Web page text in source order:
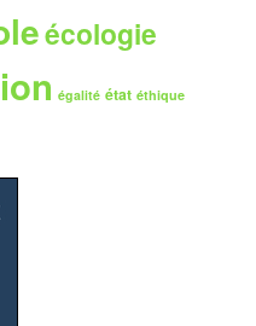
écologie
égalité état éthique